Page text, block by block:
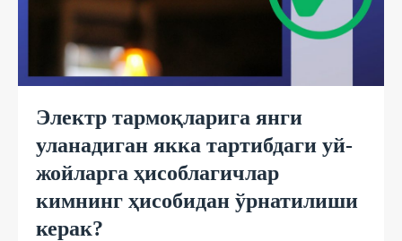
Электр тармоқларига янги
уланадиган якка тартибдаги уй-
жойларга ҳисоблагичлар
кимнинг ҳисобидан ўрнатилиши
керак?